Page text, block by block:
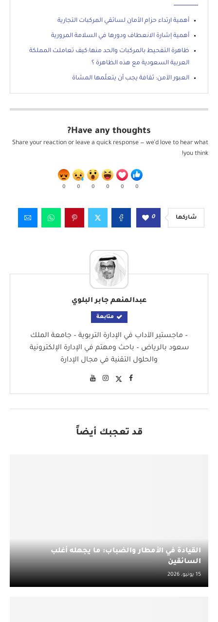
أهمية ارتداء حزام الأمان لسائقي المركبات التجارية
أهمية إشارة الانعطاف ودورها في السلامة المرورية
ظاهرة التفحيط بالمركبات والحد منها:كيف تعاملت المملكة
العربية السعودية مع هذه الظاهرة ؟
العبور الآمن: ثقافة يجب أن يتعلّمها المشاة
Have any thoughts?
Share your reaction or leave a quick response — we’d love to hear what
you think!
0
0
0
0
0
0
شاركها 0
عبدالمنعم جابر البلوي
متابعة
– ماجستير الآداب في الإدارة التربوية – جامعة الملك
سعود بالرياض – باحث ومهتم في الإدارة الإلكترونية
والحلول التقنية في مجال الإدارة
قد تعجبك أيضاً
القيادة في الأمطار والضباب: ما يجهله أغلب
السائقين
15 يونيو، 2026